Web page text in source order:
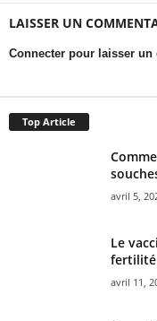
LAISSER UN
Connecter pour laisser un
Top Article
avril 5,
Le
fertilité
avril 11,